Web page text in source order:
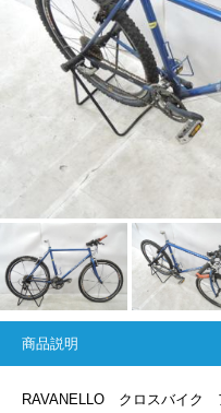
商品説明
RAVANELLO クロスバイ